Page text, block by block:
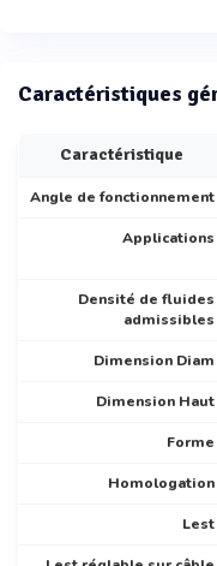
Caractéristiques
Caractéristique
Angle de fonctionnement
Applications
Densité de fluides
admissibles
Dimension Diam
Dimension Haut
Forme
Homologation
Lest